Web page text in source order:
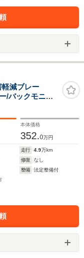
減ブレー
/バックモニタ
ナー
本体価格
352.0万円
走行 4.9万km
修復
なし
整備
法定整備付